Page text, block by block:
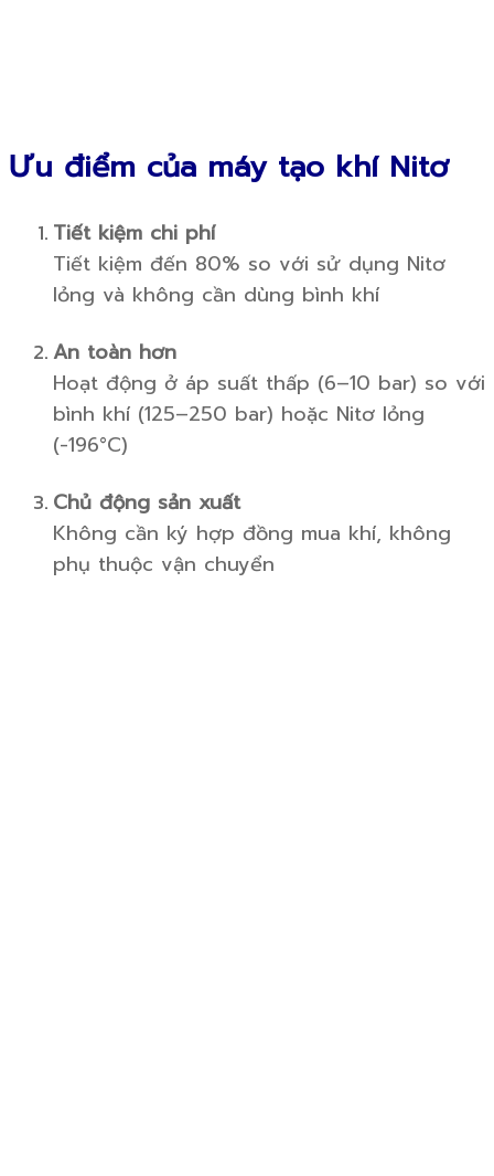
Ưu điểm của máy tạo khí Nitơ
Tiết kiệm chi phí
Tiết kiệm đến 80% so với sử dụng Nitơ
lỏng và không cần dùng bình khí
An toàn hơn
Hoạt động ở áp suất thấp (6–10 bar) so với
bình khí (125–250 bar) hoặc Nitơ lỏng
(-196°C)
Chủ động sản xuất
Không cần ký hợp đồng mua khí, không
phụ thuộc vận chuyển